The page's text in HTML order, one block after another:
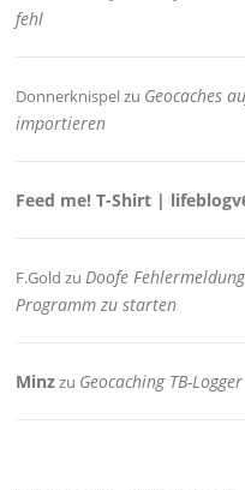
fehl
Donnerknispelzu Geocaches
importieren
Feed me! T-Shirt |
F.Gold zuDoofe
Programm zu starten
Minzzu Geocaching TB-Logger